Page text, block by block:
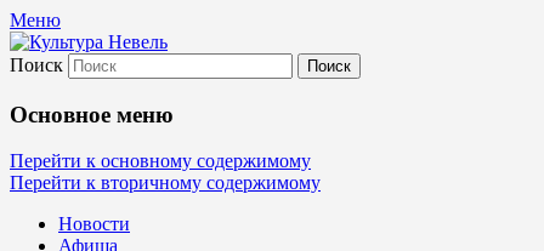
Меню
Культура Невель
МБУК Невельского района "Культура
и досуг"
Поиск
Основное меню
Перейти к основному содержимому
Перейти к вторичному содержимому
Новости
Афиша